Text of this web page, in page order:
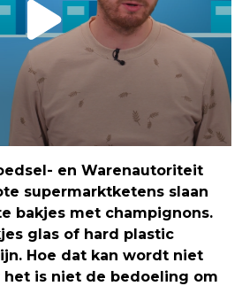
en Warenautoriteit
supermarktketens slaan
bakjes met champignons.
glas of hard plastic
Hoe dat kan wordt niet
het is niet de bedoeling om